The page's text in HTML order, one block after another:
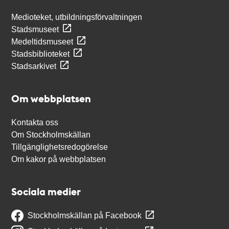
Medioteket, utbildningsförvaltningen
Stadsmuseet
Medeltidsmuseet
Stadsbiblioteket
Stadsarkivet
Om webbplatsen
Kontakta oss
Om Stockholmskällan
Tillgänglighetsredogörelse
Om kakor på webbplatsen
Sociala medier
Stockholmskällan på Facebook